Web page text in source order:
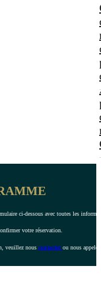
ci-dessous avec toutes les
votre réservation.
veuillez nous contacterou nous